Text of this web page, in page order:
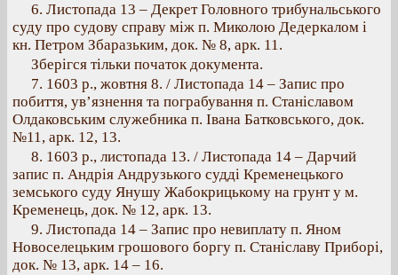
6. Листопада 13 – Декрет Головного трибунальського
суду про судову справу між п. Миколою Дедеркалом і
кн. Петром Збаразьким, док. № 8, арк. 11.
Зберігся тільки початок документа.
7. 1603 p., жовтня 8. / Листопада 14 – Запис про
побиття, ув’язнення та пограбування п. Станіславом
Олдаковським служебника п. Івана Батковського, док.
№11, арк. 12, 13.
8. 1603 p., листопада 13. / Листопада 14 – Дарчий
запис п. Андрія Андрузького судді Кременецького
земського суду Янушу Жабокрицькому на грунт у м.
Кременець, док. № 12, арк. 13.
9. Листопада 14 – Запис про невиплату п. Яном
Новоселецьким грошового боргу п. Станіславу Приборі,
док. № 13, арк. 14 – 16.